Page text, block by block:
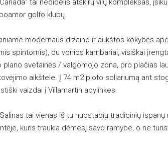
tai nedidelis atskirų vilų kompleksas,
golfo klubų.
modernaus dizaino ir aukštos kokybės
spintomis), du vonios kambariai, visiškai
plano svetainės / valgomojo zona, pro plačias
aikštele. Į 74 m2 ploto soliariumą ant
vaizdai į Villamartin apylinkes.
tai vienas iš tų nuostabių tradicinių
kuris traukia dėmesį savo ramybe, o ne